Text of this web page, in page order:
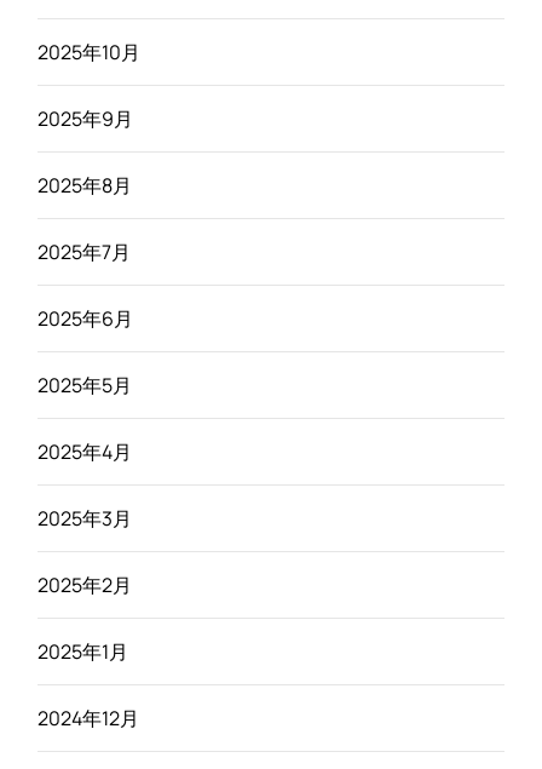
2025年10月
2025年9月
2025年8月
2025年7月
2025年6月
2025年5月
2025年4月
2025年3月
2025年2月
2025年1月
2024年12月